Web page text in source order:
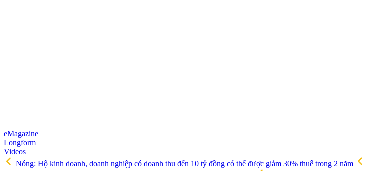
eMagazine
Longform
Videos
Nóng: Hộ kinh doanh, doanh nghiệp có doanh thu đến 10 tỷ đồng có thể được giảm 30% thuế trong 2 năm